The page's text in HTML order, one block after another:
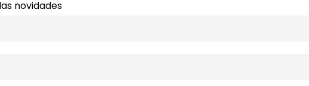
novidades